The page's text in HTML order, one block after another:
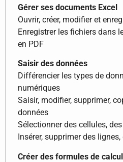
Gérer ses documents Excel
Ouvrir, créer, modifier et
Enregistrer les fichiers dans
en PDF
Saisir des données
Différencier les types de
numériques
Saisir, modifier, supprimer,
données
Sélectionner des cellules,
Insérer, supprimer des
Créer des formules de